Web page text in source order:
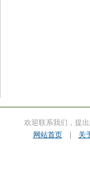
欢迎联系我们，提
网站首页| 关